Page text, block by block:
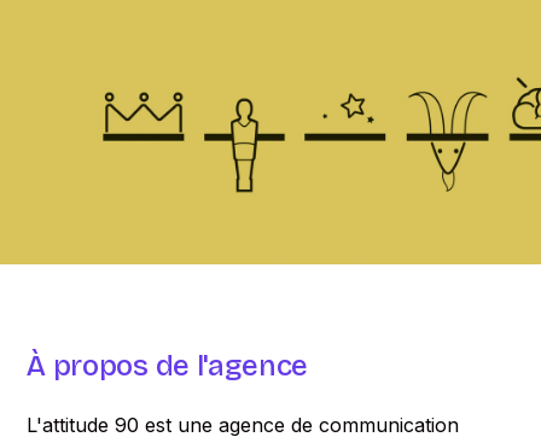
À propos de l'agence
L'attitude 90 est une agence de communication